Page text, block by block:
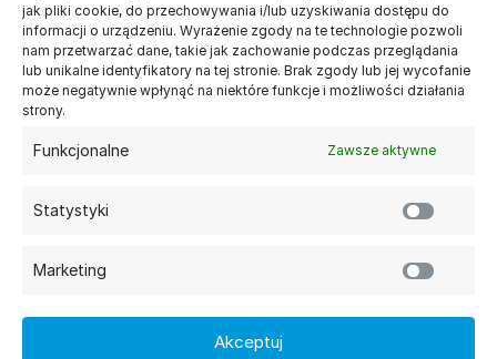
jak pliki cookie, do przechowywania i/lub uzyskiwania dostępu do
informacji o urządzeniu. Wyrażenie zgody na te technologie pozwoli
nam przetwarzać dane, takie jak zachowanie podczas przeglądania
lub unikalne identyfikatory na tej stronie. Brak zgody lub jej wycofanie
może negatywnie wpłynąć na niektóre funkcje i możliwości działania
strony.
Funkcjonalne Zawsze aktywne
Statystyki
Marketing
Akceptuj
Długopisy reklamowe Warszawa
Długopisy reklamowe Kraków
Długopisy reklamowe Łódź
Długopisy reklamowe Gdańsk
Długopisy reklamowe Poznań
Długopisy plastikowe
Długopisy ekologiczne